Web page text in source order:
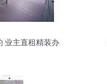
业主直租精装办